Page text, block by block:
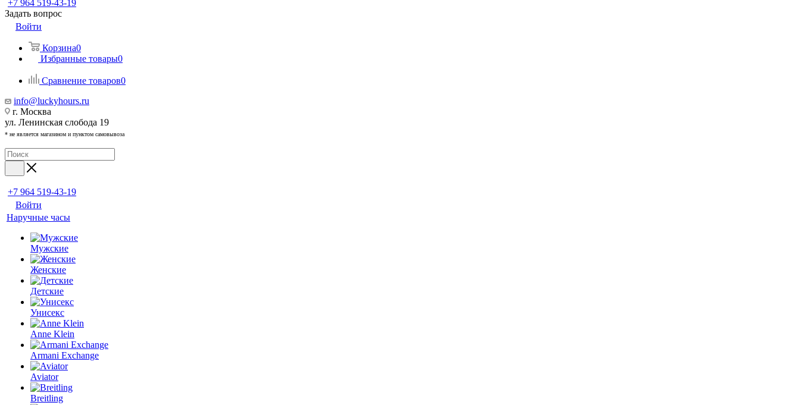
+7 964 519-43-19
Задать вопрос
Войти
Корзина0
Избранные товары0
Сравнение товаров0
info@luckyhours.ru
г. Москва
ул. Ленинская слобода 19
* не является магазином и пунктом самовывоза
+7 964 519-43-19
Войти
Наручные часы
Мужские
Женские
Детские
Унисекс
Anne Klein
Armani Exchange
Aviator
Breitling